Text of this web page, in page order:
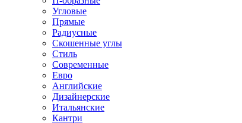
Угловые
Прямые
Радиусные
Скошенные углы
Стиль
Современные
Евро
Английские
Дизайнерские
Итальянские
Кантри